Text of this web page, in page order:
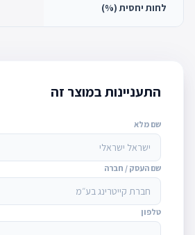
לחות יחסית (%)
התעניינות במוצר זה
שם מלא
שם העסק / חברה
טלפון